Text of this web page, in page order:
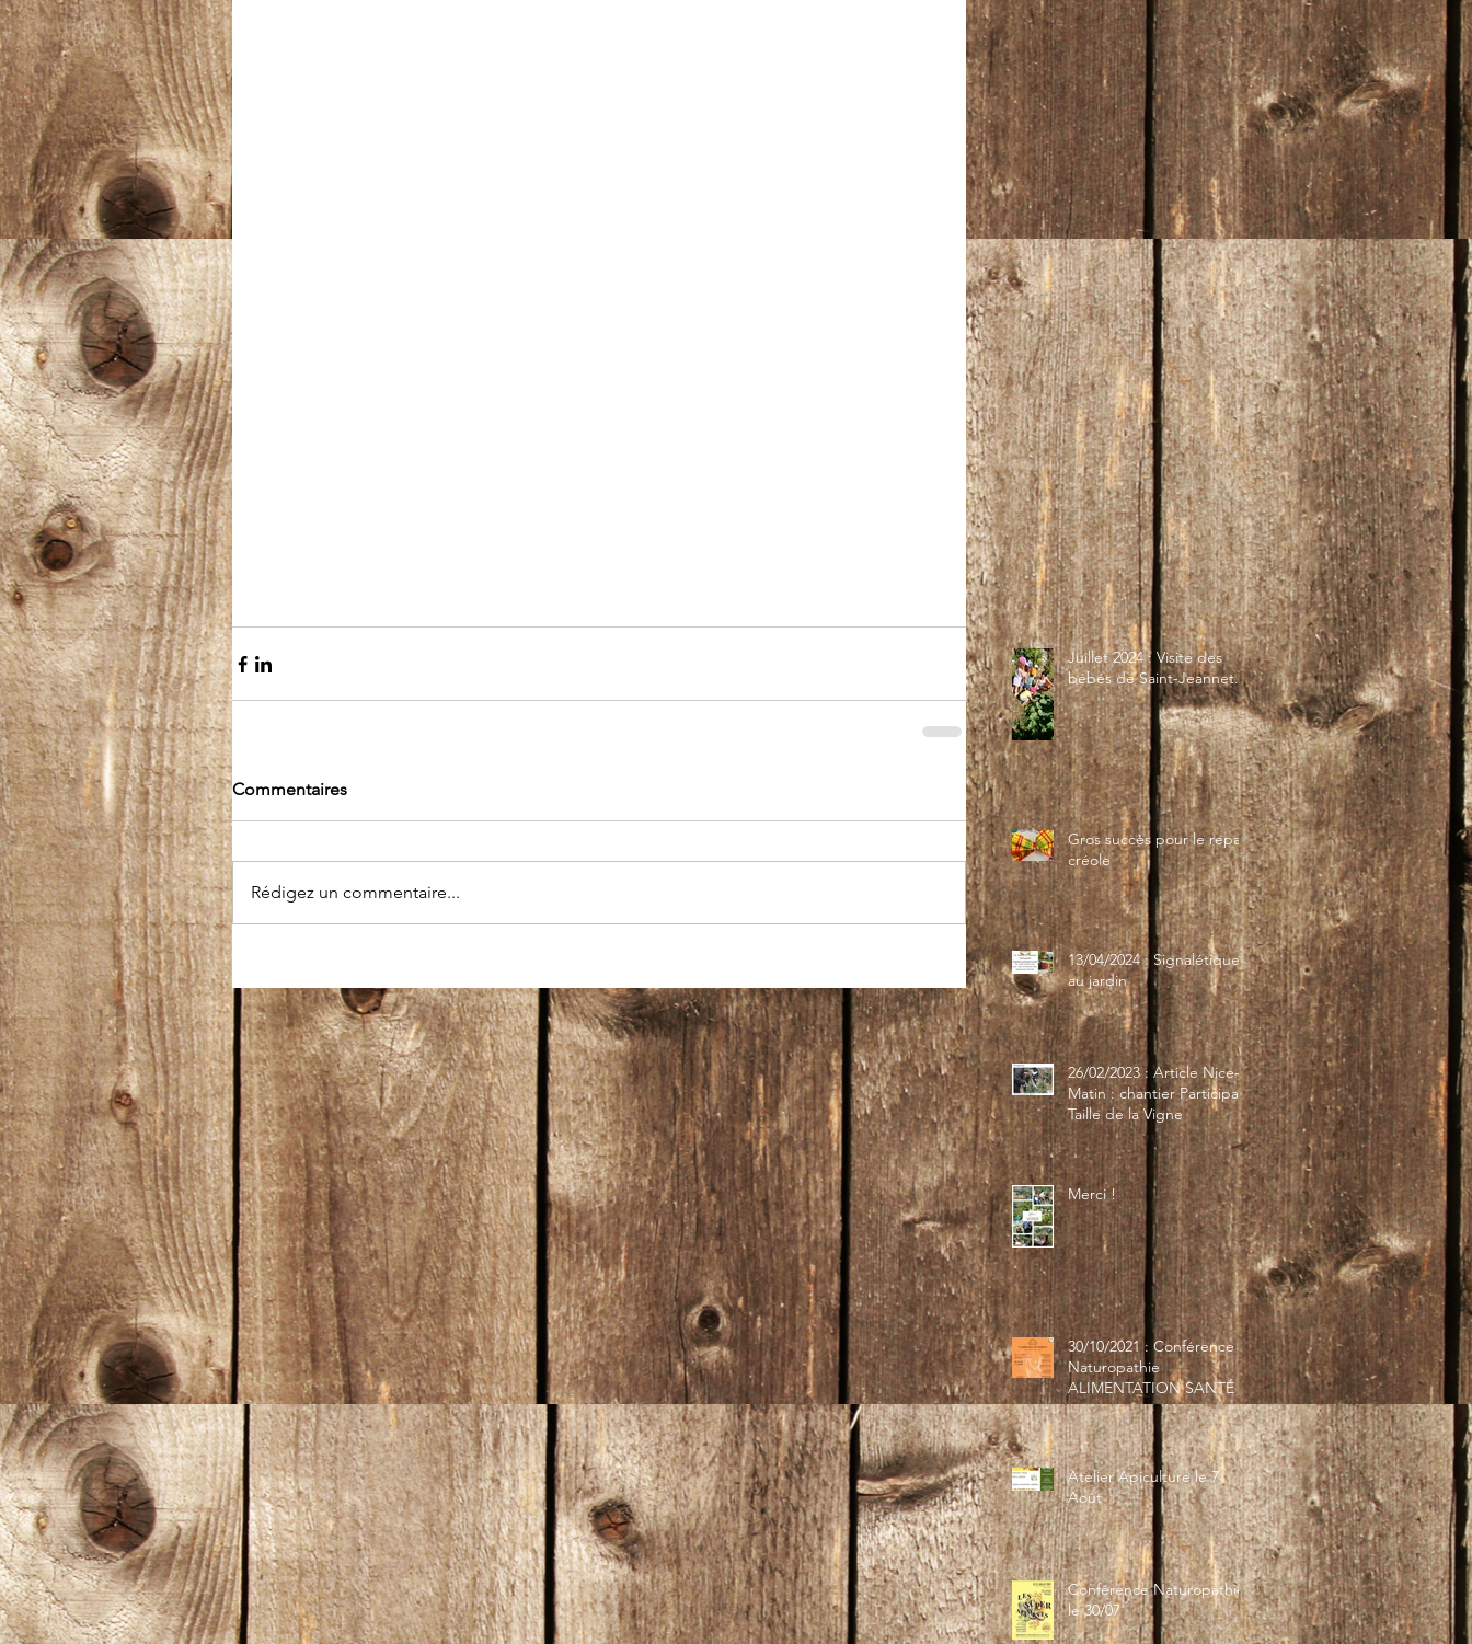
Commentaires
Rédigez un commentaire...
Juillet 2024 : Visite des
bébés de Saint-Jeannet...
Gros succès pour le repas
créole
13/04/2024 : Signalétique
au jardin
26/02/2023 : Article Nice-
Matin : chantier Participatif
Taille de la Vigne
Merci !
30/10/2021 : Conférence
Naturopathie
ALIMENTATION SANTÉ
Atelier Apiculture le 7
Août
Conférence Naturopathie
le 30/07